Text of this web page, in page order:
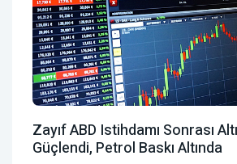
Zayıf ABD Istihdamı Sonrası
Güçlendi, Petrol Baskı Altında